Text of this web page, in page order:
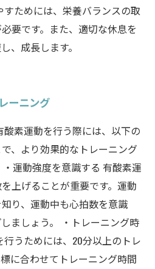
すためには、栄養バランスの取
要です。また、適切な休息を
、成長します。
ーニング
素運動を行う際には、以下の
、より効果的なトレーニング
運動強度を意識する 有酸素運
上げることが重要です。運動
り、運動中も心拍数を意識
ましょう。 ・トレーニング時
うためには、20分以上のトレ
に合わせてトレーニング時間